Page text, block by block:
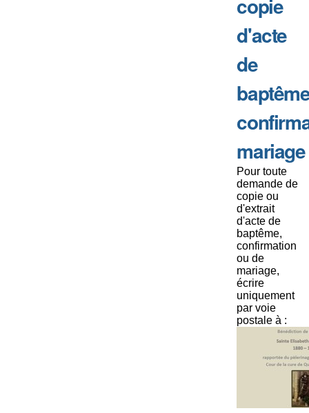
copie
d'acte
de
mariage
Pour toute
demande de
copie ou
d'extrait
d'acte de
baptême,
confirmation
ou de
mariage,
écrire
uniquement
par voie
postale à :